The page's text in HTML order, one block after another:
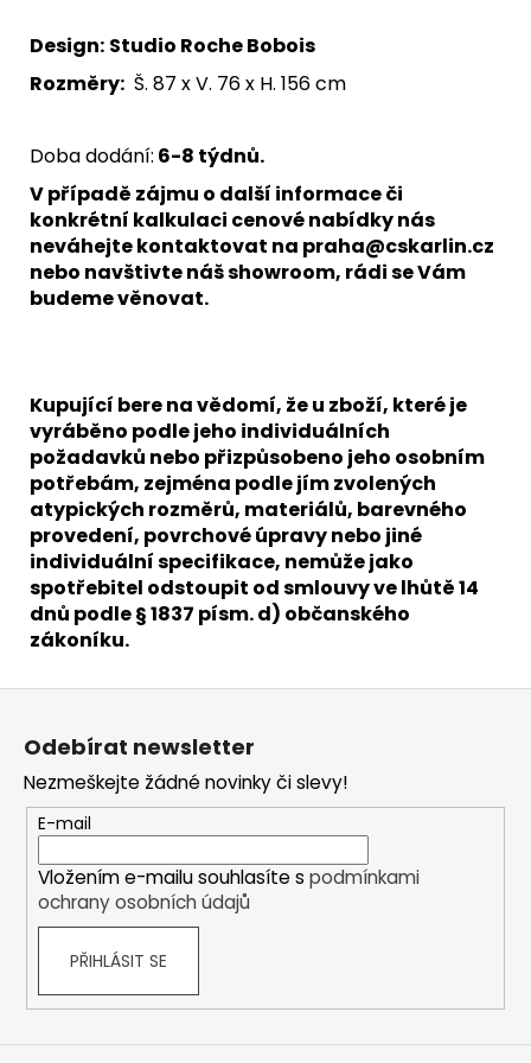
Design: Studio Roche Bobois
Rozměry: Š. 87 x V. 76 x H. 156 cm
Doba dodání: 6-8 týdnů.
V případě zájmu o další informace či
konkrétní kalkulaci cenové nabídky nás
neváhejte kontaktovat na praha@cskarlin.cz
nebo navštivte náš showroom, rádi se Vám
budeme věnovat.
Kupující bere na vědomí, že u zboží, které je
vyráběno podle jeho individuálních
požadavků nebo přizpůsobeno jeho osobním
potřebám, zejména podle jím zvolených
atypických rozměrů, materiálů, barevného
provedení, povrchové úpravy nebo jiné
individuální specifikace, nemůže jako
spotřebitel odstoupit od smlouvy ve lhůtě 14
dnů podle § 1837 písm. d) občanského
zákoníku.
Z
Odebírat newsletter
Nezmeškejte žádné novinky či slevy!
E-mail
Vložením e-mailu souhlasíte s podmínkami
ochrany osobních údajů
PŘIHLÁSIT SE